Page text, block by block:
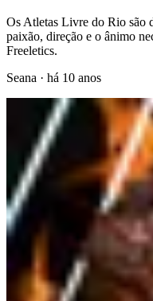
Os Atletas Livre do Rio são
paixão, direção e o ânimo
Freeletics.
Seana · há 10 anos